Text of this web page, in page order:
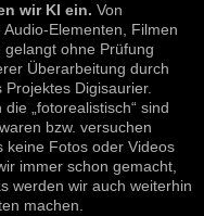
wir KI ein. Von
Elementen, Filmen
ohne Prüfung
Überarbeitung durch
Digisaurier.
„fotorealistisch“ sind
bzw. versuchen
keine Fotos oder Videos
immer schon gemacht,
werden wir auch weiterhin
machen.